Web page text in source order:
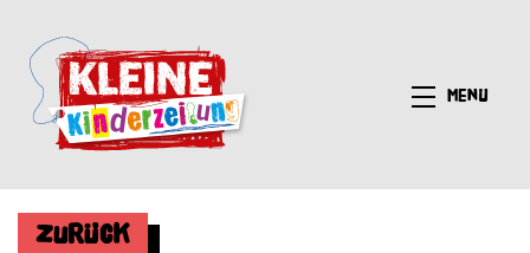
Menü
Zurück